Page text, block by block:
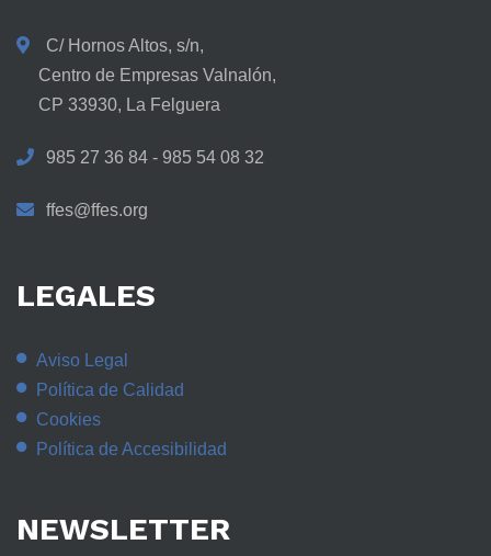
C/ Hornos Altos, s/n,
Centro de Empresas Valnalón,
CP 33930, La Felguera
985 27 36 84 - 985 54 08 32
ffes@ffes.org
LEGALES
Aviso Legal
Política de Calidad
Cookies
Política de Accesibilidad
NEWSLETTER